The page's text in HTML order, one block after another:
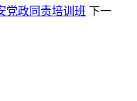
党政同责培训班 下一